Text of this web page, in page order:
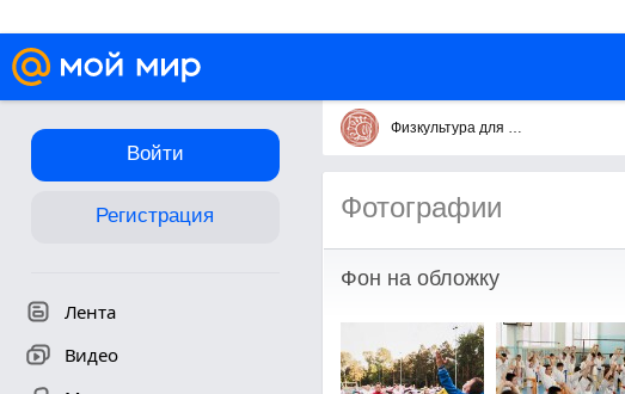
Войти
Регистрация
Лента
Видео
Физкультура для всех физкультурадлявсех.рф
Фотографии
Фон на обложку